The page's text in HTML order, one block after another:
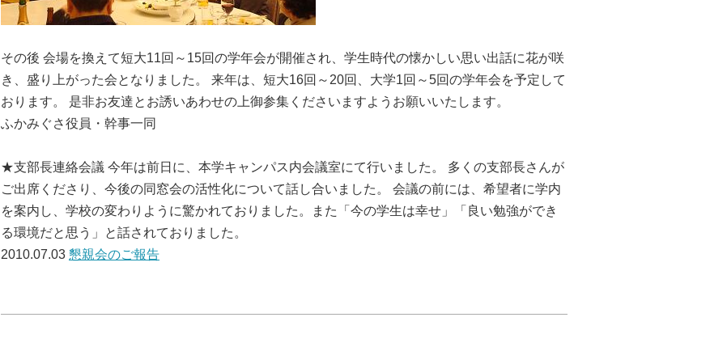
その後 会場を換えて短大11回～15回の学年会が開催され、学生時代の懐かしい思い出話に花が咲
き、盛り上がった会となりました。 来年は、短大16回～20回、大学1回～5回の学年会を予定して
おります。 是非お友達とお誘いあわせの上御参集くださいますようお願いいたします。
ふかみぐさ役員・幹事一同
★支部長連絡会議 今年は前日に、本学キャンパス内会議室にて行いました。 多くの支部長さんが
ご出席くださり、今後の同窓会の活性化について話し合いました。 会議の前には、希望者に学内
を案内し、学校の変わりように驚かれておりました。また「今の学生は幸せ」「良い勉強ができ
る環境だと思う」と話されておりました。
2010.07.03 懇親会のご報告